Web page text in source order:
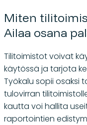
Miten
Ailaa osana
Tilitoimistot voivat
käytössä ja tarjota
Työkalu sopii osaksi
tulovirran
kautta voi hallita
raportointien